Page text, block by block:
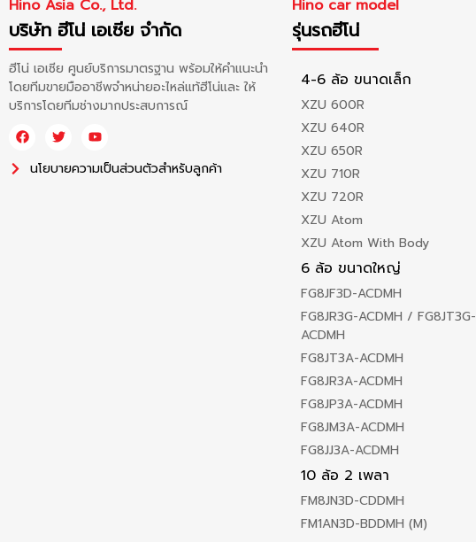
Hino Asia Co., Ltd.
บริษัท ฮีโน่ เอเซีย จำกัด
ฮีโน่ เอเซีย ศูนย์บริการมาตรฐาน พร้อมให้คำแนะนำ
โดยทีมขายมืออาชีพจำหน่ายอะไหล่แท้ฮีโน่และ ให้
บริการโดยทีมช่างมากประสบการณ์
นโยบายความเป็นส่วนตัวสำหรับลูกค้า
Hino car model
รุ่นรถฮีโน่
4-6 ล้อ ขนาดเล็ก
XZU 600R
XZU 640R
XZU 650R
XZU 710R
XZU 720R
XZU Atom
XZU Atom With Body
6 ล้อ ขนาดใหญ่
FG8JF3D-ACDMH
FG8JR3G-ACDMH / FG8JT3G-
ACDMH
FG8JT3A-ACDMH
FG8JR3A-ACDMH
FG8JP3A-ACDMH
FG8JM3A-ACDMH
FG8JJ3A-ACDMH
10 ล้อ 2 เพลา
FM8JN3D-CDDMH
FM1AN3D-BDDMH (M)